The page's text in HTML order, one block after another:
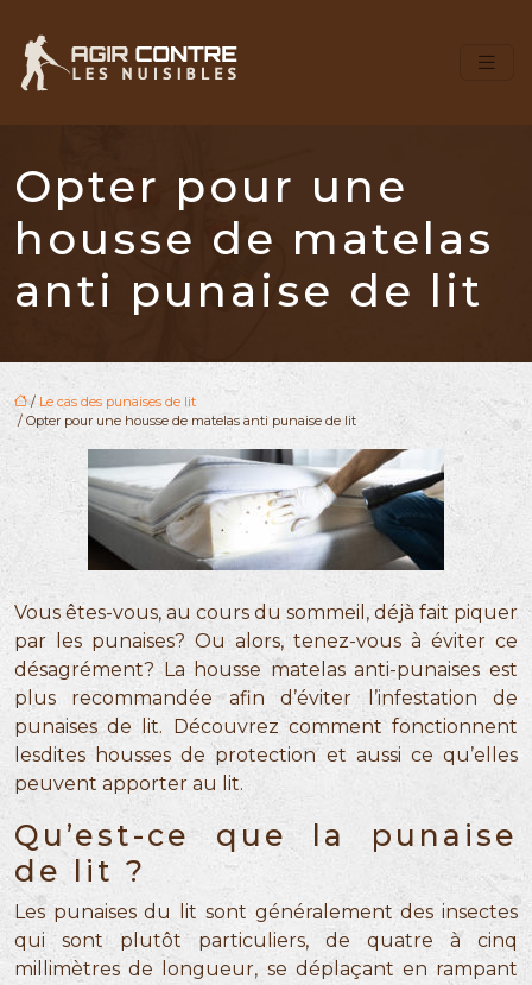
Opter pour une
housse de matelas
anti punaise de lit
/ Le cas des punaises de lit
/ Opter pour une housse de matelas anti punaise de lit
Vous êtes-vous, au cours du sommeil, déjà fait piquer
par les punaises? Ou alors, tenez-vous à éviter ce
désagrément? La housse matelas anti-punaises est
plus recommandée afin d’éviter l’infestation de
punaises de lit. Découvrez comment fonctionnent
lesdites housses de protection et aussi ce qu’elles
peuvent apporter au lit.
Qu’est-ce que la punaise
de lit ?
Les punaises du lit sont généralement des insectes
qui sont plutôt particuliers, de quatre à cinq
millimètres de longueur, se déplaçant en rampant